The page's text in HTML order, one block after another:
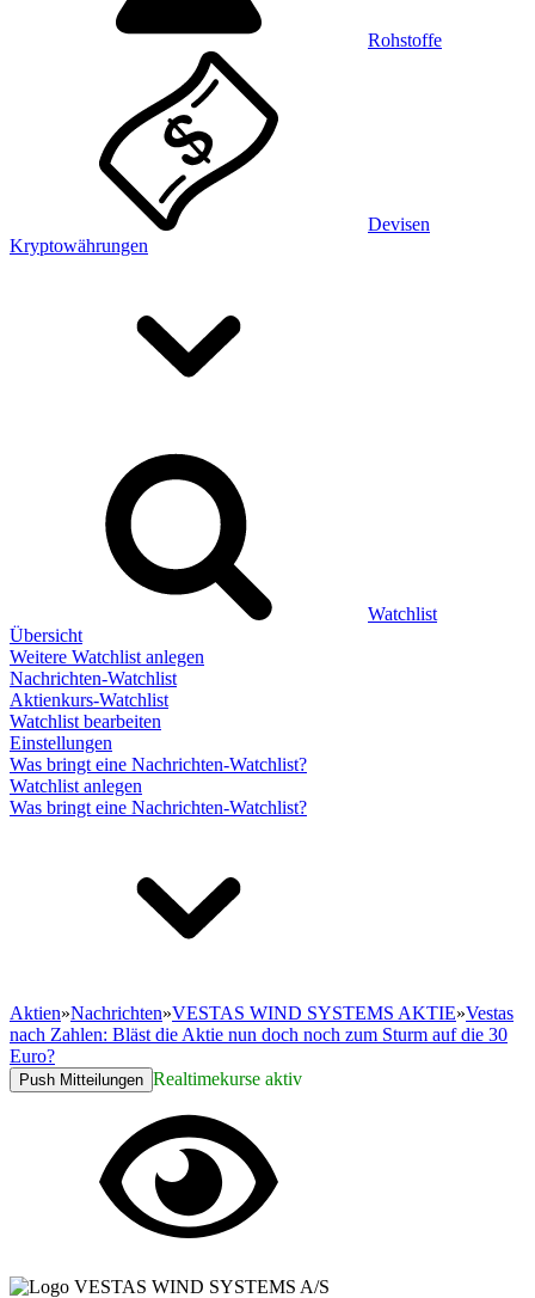
Rohstoffe
Devisen
Kryptowährungen
Watchlist
Übersicht
Weitere Watchlist anlegen
Nachrichten-Watchlist
Aktienkurs-Watchlist
Watchlist bearbeiten
Einstellungen
Was bringt eine Nachrichten-Watchlist?
Watchlist anlegen
Was bringt eine Nachrichten-Watchlist?
Aktien»Nachrichten»VESTAS WIND SYSTEMS AKTIE»Vestas
nach Zahlen: Bläst die Aktie nun doch noch zum Sturm auf die 30
Euro?
Push Mitteilungen Realtimekurse aktiv